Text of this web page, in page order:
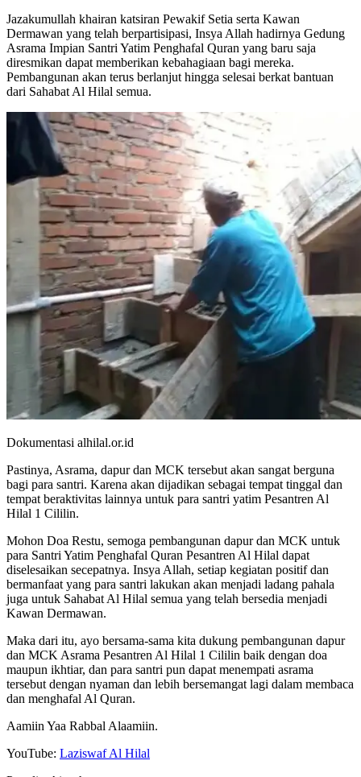
Jazakumullah khairan katsiran Pewakif Setia serta Kawan
Dermawan yang telah berpartisipasi, Insya Allah hadirnya Gedung
Asrama Impian Santri Yatim Penghafal Quran yang baru saja
diresmikan dapat memberikan kebahagiaan bagi mereka.
Pembangunan akan terus berlanjut hingga selesai berkat bantuan
dari Sahabat Al Hilal semua.
Dokumentasi alhilal.or.id
Pastinya, Asrama, dapur dan MCK tersebut akan sangat berguna
bagi para santri. Karena akan dijadikan sebagai tempat tinggal dan
tempat beraktivitas lainnya untuk para santri yatim Pesantren Al
Hilal 1 Cililin.
Mohon Doa Restu, semoga pembangunan dapur dan MCK untuk
para Santri Yatim Penghafal Quran Pesantren Al Hilal dapat
diselesaikan secepatnya. Insya Allah, setiap kegiatan positif dan
bermanfaat yang para santri lakukan akan menjadi ladang pahala
juga untuk Sahabat Al Hilal semua yang telah bersedia menjadi
Kawan Dermawan.
Maka dari itu, ayo bersama-sama kita dukung pembangunan dapur
dan MCK Asrama Pesantren Al Hilal 1 Cililin baik dengan doa
maupun ikhtiar, dan para santri pun dapat menempati asrama
tersebut dengan nyaman dan lebih bersemangat lagi dalam membaca
dan menghafal Al Quran.
Aamiin Yaa Rabbal Alaamiin.
YouTube: Laziswaf Al Hilal